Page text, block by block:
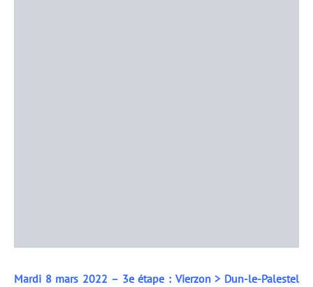
Mardi 8 mars 2022 – 3e étape : Vierzon > Dun-le-Palestel